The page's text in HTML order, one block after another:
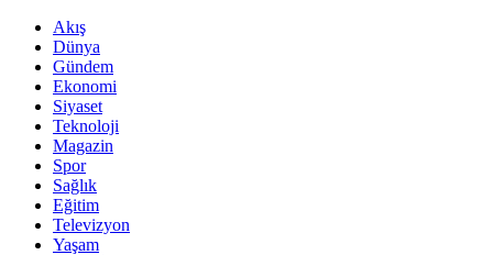
Akış
Dünya
Gündem
Ekonomi
Siyaset
Teknoloji
Magazin
Spor
Sağlık
Eğitim
Televizyon
Yaşam